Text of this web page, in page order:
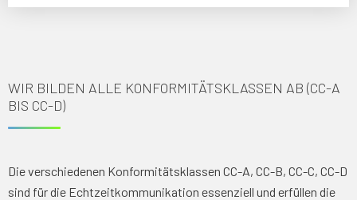
WIR BILDEN ALLE KONFORMITÄTSKLASSEN AB (CC-A
BIS CC-D)
Die verschiedenen Konformitätsklassen CC-A, CC-B, CC-C, CC-D
sind für die Echtzeitkommunikation essenziell und erfüllen die